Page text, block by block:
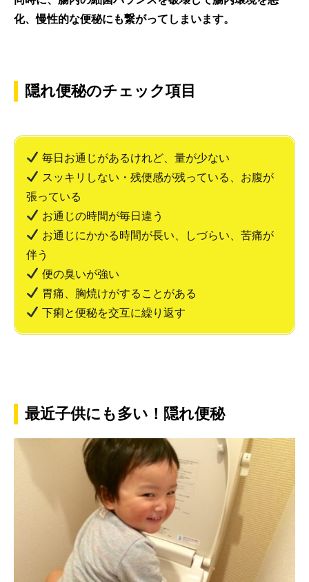
化、慢性的な便秘にも繋がってしまいます。
隠れ便秘のチェック項目
毎日お通じがあるけれど、量が少ない
スッキリしない・残便感が残っている、お腹が
張っている
お通じの時間が毎日違う
お通じにかかる時間が長い、しづらい、苦痛が
伴う
便の臭いが強い
胃痛、胸焼けがすることがある
下痢と便秘を交互に繰り返す
最近子供にも多い！隠れ便秘